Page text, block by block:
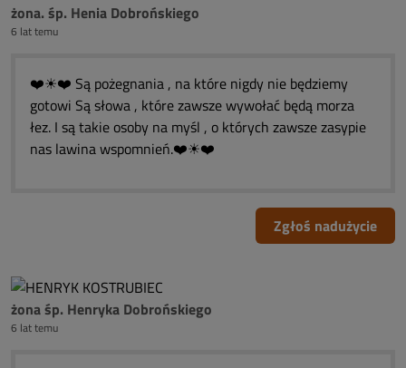
żona. śp. Henia Dobrońskiego
6 lat temu
❤️☀❤️ Są pożegnania , na które nigdy nie będziemy
gotowi Są słowa , które zawsze wywołać będą morza
łez. I są takie osoby na myśl , o których zawsze zasypie
nas lawina wspomnień.❤️☀❤️
Zgłoś nadużycie
żona śp. Henryka Dobrońskiego
6 lat temu